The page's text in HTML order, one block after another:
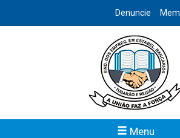
Denuncie
Menu